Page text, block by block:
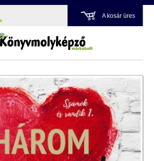
A kosár üres